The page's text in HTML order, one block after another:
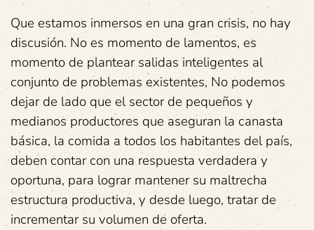
Que estamos inmersos en una gran crisis, no hay
discusión. No es momento de lamentos, es
momento de plantear salidas inteligentes al
conjunto de problemas existentes, No podemos
dejar de lado que el sector de pequeños y
medianos productores que aseguran la canasta
básica, la comida a todos los habitantes del país,
deben contar con una respuesta verdadera y
oportuna, para lograr mantener su maltrecha
estructura productiva, y desde luego, tratar de
incrementar su volumen de oferta.